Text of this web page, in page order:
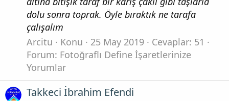
dolu sonra toprak. Öyle bıraktık ne tarafa
çalışalım
Arcitu
Konu 25 May 2019
Cevaplar: 51
Forum: Fotoğraflı Define İşaretlerinize
Yorumlar
Takkeci İbrahim Efendi